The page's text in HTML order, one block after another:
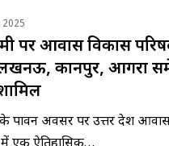
पर आवास विकास
लखनऊ, कानपुर, आगरा
पावन अवसर पर उत्तर प्रदेश